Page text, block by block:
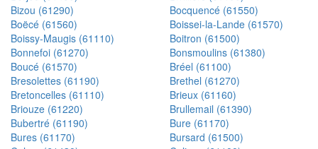
Bizou (61290)
Bocquencé (61550)
Boëcé (61560)
Boissei-la-Lande (61570)
Boissy-Maugis (61110)
Boitron (61500)
Bonnefoi (61270)
Bonsmoulins (61380)
Boucé (61570)
Bréel (61100)
Bresolettes (61190)
Brethel (61270)
Bretoncelles (61110)
Brieux (61160)
Briouze (61220)
Brullemail (61390)
Bubertré (61190)
Bure (61170)
Bures (61170)
Bursard (61500)